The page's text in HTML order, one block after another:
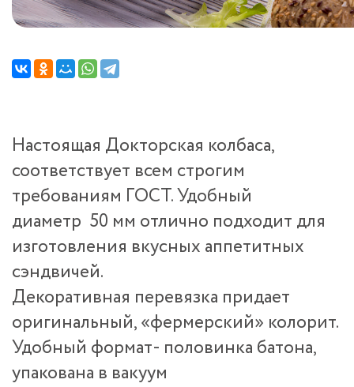
Настоящая Докторская колбаса,
соответствует всем строгим
требованиям ГОСТ. Удобный
диаметр 50 мм отлично подходит для
изготовления вкусных аппетитных
сэндвичей.
Декоративная перевязка придает
оригинальный, «фермерский» колорит.
Удобный формат- половинка батона,
упакована в вакуум